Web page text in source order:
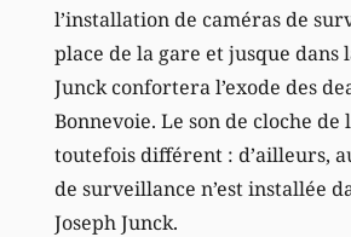
l’installation de caméras de
place de la gare et jusque dans
Junck confortera l’exode des
Bonnevoie. Le son de cloche de
toutefois différent : d’ailleurs,
de surveillance n’est installée
Joseph Junck.